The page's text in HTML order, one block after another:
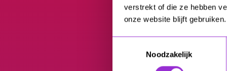
verstrekt of die ze hebben
onze website blijft gebruiken.
Noodzakelijk